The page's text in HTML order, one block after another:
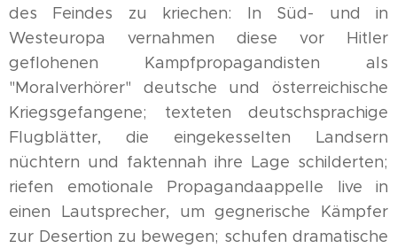
des Feindes zu kriechen: In Süd- und in
Westeuropa vernahmen diese vor Hitler
geflohenen Kampfpropagandisten als
"Moralverhörer" deutsche und österreichische
Kriegsgefangene; texteten deutschsprachige
Flugblätter, die eingekesselten Landsern
nüchtern und faktennah ihre Lage schilderten;
riefen emotionale Propagandaappelle live in
einen Lautsprecher, um gegnerische Kämpfer
zur Desertion zu bewegen; schufen dramatische